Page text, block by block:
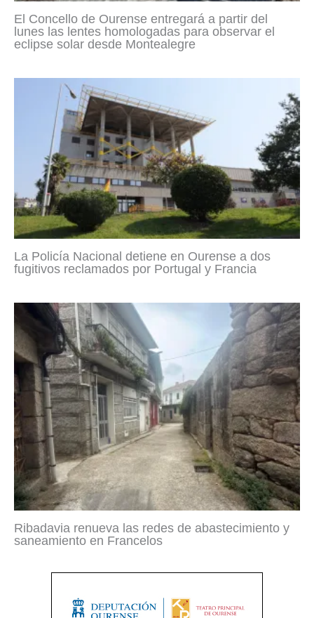
El Concello de Ourense entregará a partir del
lunes las lentes homologadas para observar el
eclipse solar desde Montealegre
La Policía Nacional detiene en Ourense a dos
fugitivos reclamados por Portugal y Francia
Ribadavia renueva las redes de abastecimiento y
saneamiento en Francelos